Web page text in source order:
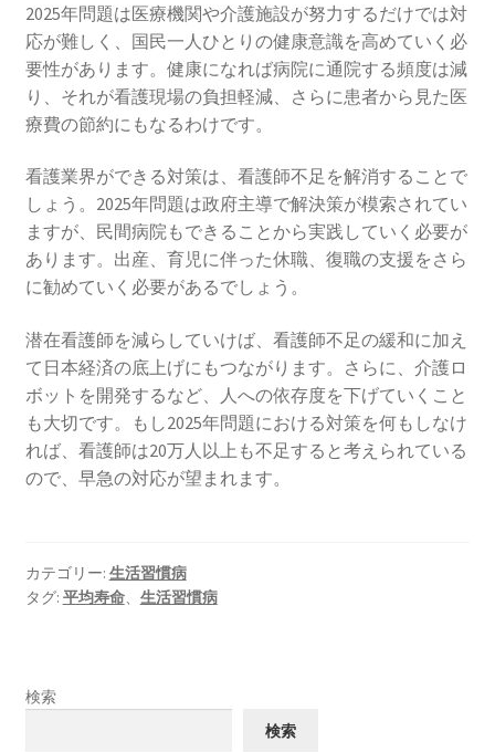
2025年問題は医療機関や介護施設が努力するだけでは対
応が難しく、国民一人ひとりの健康意識を高めていく必
要性があります。健康になれば病院に通院する頻度は減
り、それが看護現場の負担軽減、さらに患者から見た医
療費の節約にもなるわけです。
看護業界ができる対策は、看護師不足を解消することで
しょう。2025年問題は政府主導で解決策が模索されてい
ますが、民間病院もできることから実践していく必要が
あります。出産、育児に伴った休職、復職の支援をさら
に勧めていく必要があるでしょう。
潜在看護師を減らしていけば、看護師不足の緩和に加え
て日本経済の底上げにもつながります。さらに、介護ロ
ボットを開発するなど、人への依存度を下げていくこと
も大切です。もし2025年問題における対策を何もしなけ
れば、看護師は20万人以上も不足すると考えられている
ので、早急の対応が望まれます。
カテゴリー: 生活習慣病
タグ: 平均寿命、 生活習慣病
検索
検索